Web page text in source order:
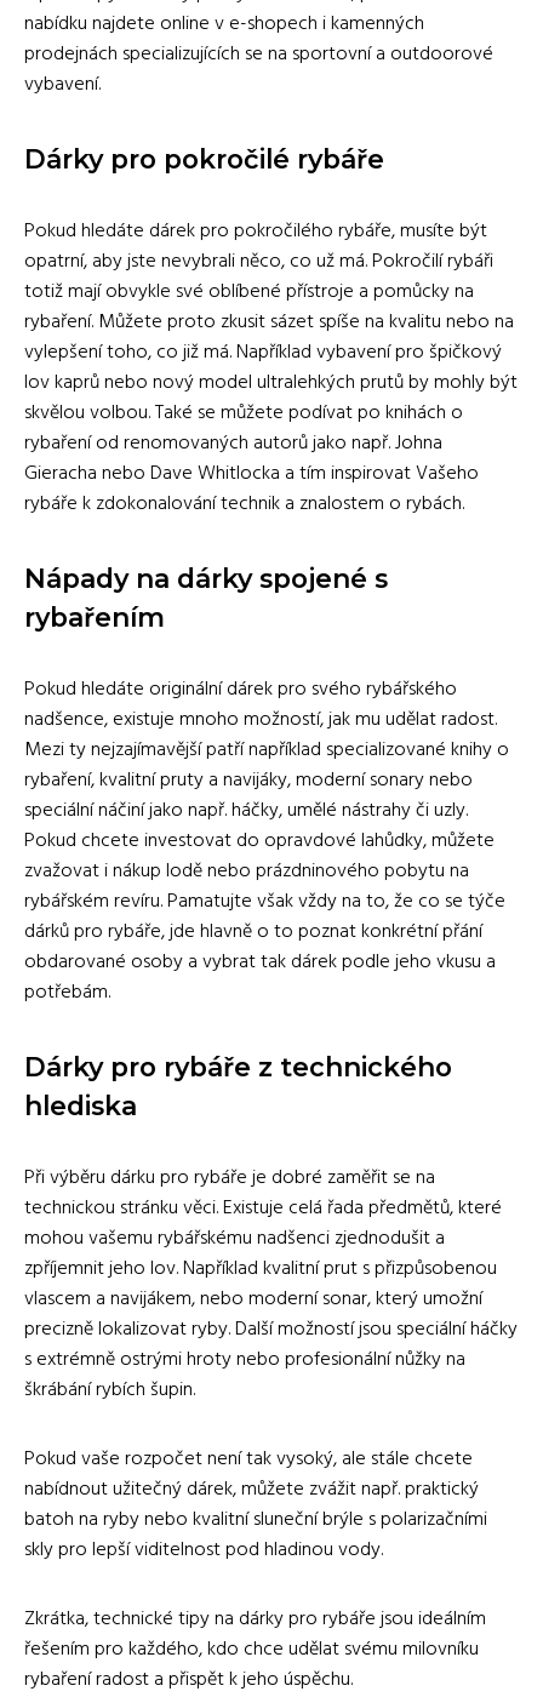
nabídku najdete online v e-shopech i kamenných
prodejnách specializujících se na sportovní a outdoorové
vybavení.
Dárky pro pokročilé rybáře
Pokud hledáte dárek pro pokročilého rybáře, musíte být
opatrní, aby jste nevybrali něco, co už má. Pokročilí rybáři
totiž mají obvykle své oblíbené přístroje a pomůcky na
rybaření. Můžete proto zkusit sázet spíše na kvalitu nebo na
vylepšení toho, co již má. Například vybavení pro špičkový
lov kaprů nebo nový model ultralehkých prutů by mohly být
skvělou volbou. Také se můžete podívat po knihách o
rybaření od renomovaných autorů jako např. Johna
Gieracha nebo Dave Whitlocka a tím inspirovat Vašeho
rybáře k zdokonalování technik a znalostem o rybách.
Nápady na dárky spojené s
rybařením
Pokud hledáte originální dárek pro svého rybářského
nadšence, existuje mnoho možností, jak mu udělat radost.
Mezi ty nejzajímavější patří například specializované knihy o
rybaření, kvalitní pruty a navijáky, moderní sonary nebo
speciální náčiní jako např. háčky, umělé nástrahy či uzly.
Pokud chcete investovat do opravdové lahůdky, můžete
zvažovat i nákup lodě nebo prázdninového pobytu na
rybářském revíru. Pamatujte však vždy na to, že co se týče
dárků pro rybáře, jde hlavně o to poznat konkrétní přání
obdarované osoby a vybrat tak dárek podle jeho vkusu a
potřebám.
Dárky pro rybáře z technického
hlediska
Při výběru dárku pro rybáře je dobré zaměřit se na
technickou stránku věci. Existuje celá řada předmětů, které
mohou vašemu rybářskému nadšenci zjednodušit a
zpříjemnit jeho lov. Například kvalitní prut s přizpůsobenou
vlascem a navijákem, nebo moderní sonar, který umožní
precizně lokalizovat ryby. Další možností jsou speciální háčky
s extrémně ostrými hroty nebo profesionální nůžky na
škrábání rybích šupin.
Pokud vaše rozpočet není tak vysoký, ale stále chcete
nabídnout užitečný dárek, můžete zvážit např. praktický
batoh na ryby nebo kvalitní sluneční brýle s polarizačními
skly pro lepší viditelnost pod hladinou vody.
Zkrátka, technické tipy na dárky pro rybáře jsou ideálním
řešením pro každého, kdo chce udělat svému milovníku
rybaření radost a přispět k jeho úspěchu.